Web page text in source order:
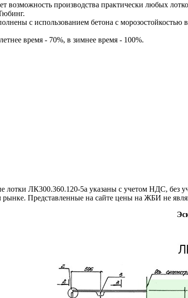
производства практически любых
с использованием бетона с морозостойкостью
время - 70%, в зимнее время - 100%.
ЛК300.360.120-5а указаны с учетом НДС, без
рынке. Представленные на сайте цены на ЖБИ не